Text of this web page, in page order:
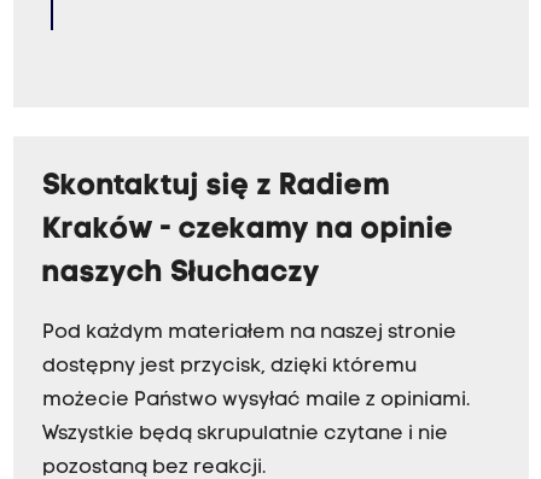
Skontaktuj się z Radiem
Kraków - czekamy na opinie
naszych Słuchaczy
Pod każdym materiałem na naszej stronie
dostępny jest przycisk, dzięki któremu
możecie Państwo wysyłać maile z opiniami.
Wszystkie będą skrupulatnie czytane i nie
pozostaną bez reakcji.